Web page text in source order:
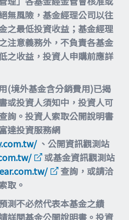
無風險，基金經理公司以往
之最低投資收益；基金經理
注意義務外，不負責各基金
之收益，投資人申購前應詳
(境外基金含分銷費用)已揭
或投資人須知中，投資人可
詢。投資人索取公開說明書
達投資服務網
、公開資訊觀測站
或基金資訊觀測站
查詢，或請洽
取。
測不必然代表本基金之績
詳閱基金公開說明書。投資